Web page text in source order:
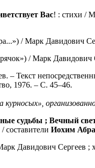
Вас! : стихи /
/ Марк Давидович
/ Марк Давидович
– Текст
1976. – С. 45–46.
судьбы ; Вечный
составители Иохим
Давидович Сергеев ;